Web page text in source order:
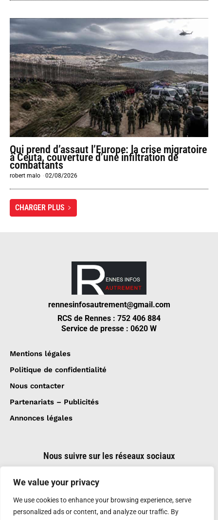
We value your privacy
We use cookies to enhance your browsing experience, serve
personalized ads or content, and analyze our traffic. By
Qui prend d’assaut l’Europe: la crise migratoire
à Ceuta, couverture d’une infiltration de
combattants
robert malo -02/08/2026
CHARGER PLUS
rennesinfosautrement@gmail.com
RCS de Rennes : 752 406 884
Service de presse : 0620 W
Mentions légales
Politique de confidentialité
Nous contacter
Partenariats – Publicités
Annonces légales
Nous suivre sur les réseaux sociaux